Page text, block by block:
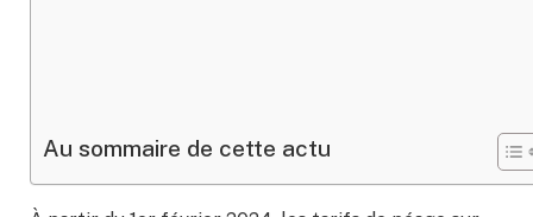
Au sommaire de cette actu